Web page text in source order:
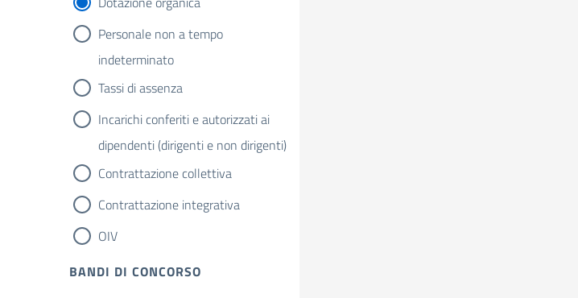
Personale non a tempo
indeterminato
Tassi di assenza
Incarichi conferiti e autorizzati ai
dipendenti (dirigenti e non dirigenti)
Contrattazione collettiva
Contrattazione integrativa
OIV
BANDI DI CONCORSO